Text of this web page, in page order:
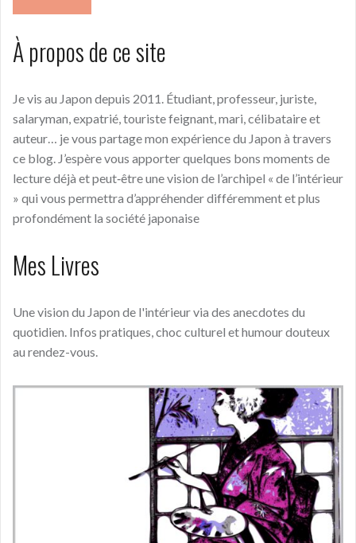
À propos de ce site
Je vis au Japon depuis 2011. Étudiant, professeur, juriste,
salaryman, expatrié, touriste feignant, mari, célibataire et
auteur… je vous partage mon expérience du Japon à travers
ce blog. J’espère vous apporter quelques bons moments de
lecture déjà et peut‑être une vision de l’archipel « de l’intérieur
» qui vous permettra d’appréhender différemment et plus
profondément la société japonaise
Mes Livres
Une vision du Japon de l'intérieur via des anecdotes du
quotidien. Infos pratiques, choc culturel et humour douteux
au rendez-vous.